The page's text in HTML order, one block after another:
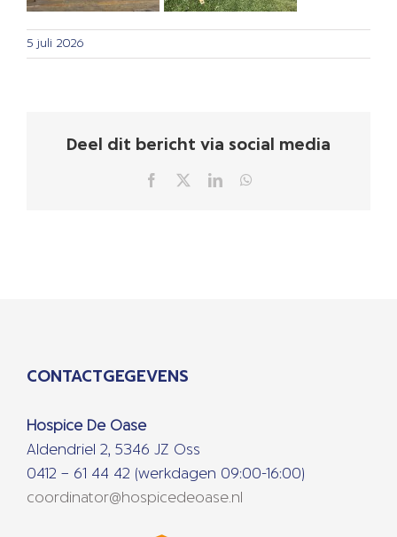
5 juli 2026
Deel dit bericht via social media
Facebook LinkedIn
CONTACTGEGEVENS
Hospice De Oase
Aldendriel 2, 5346 JZ Oss
0412 – 61 44 42 (werkdagen 09:00-16:00)
coordinator@hospicedeoase.nl